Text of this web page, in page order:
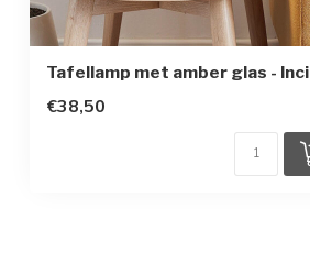
Tafellamp met amber glas - Inci
€38,50